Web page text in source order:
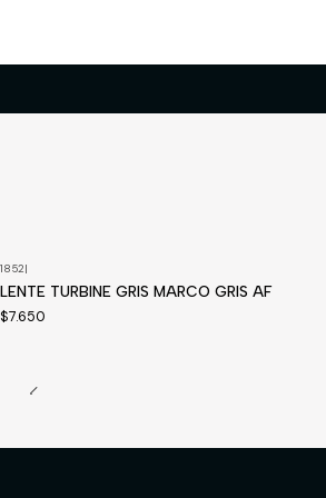
1852|
LENTE TURBINE GRIS MARCO GRIS AF
$7.650